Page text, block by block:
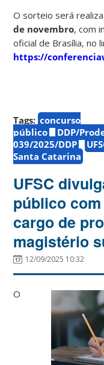
O sorteio será
de novembro, com
oficial de Brasília, no
https://
Tags: concurso
público
DDP/
039/2025/DDP
Santa Catarina
UFSC
público
cargo de
magistério
12/09/2025 10:32
O